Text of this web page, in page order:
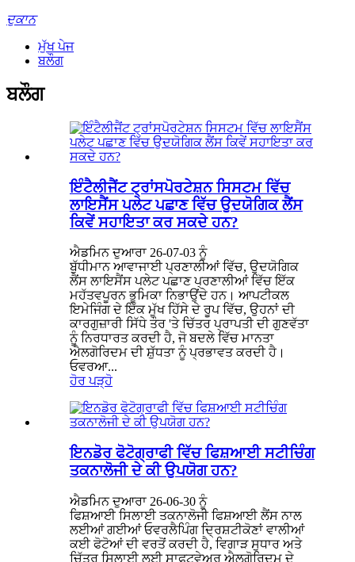
ਦੁਕਾਨ
ਮੁੱਖ ਪੇਜ
ਬਲੌਗ
ਬਲੌਗ
ਇੰਟੈਲੀਜੈਂਟ ਟ੍ਰਾਂਸਪੋਰਟੇਸ਼ਨ ਸਿਸਟਮ ਵਿੱਚ
ਲਾਇਸੈਂਸ ਪਲੇਟ ਪਛਾਣ ਵਿੱਚ ਉਦਯੋਗਿਕ ਲੈਂਸ
ਕਿਵੇਂ ਸਹਾਇਤਾ ਕਰ ਸਕਦੇ ਹਨ?
ਐਡਮਿਨ ਦੁਆਰਾ 26-07-03 ਨੂੰ
ਬੁੱਧੀਮਾਨ ਆਵਾਜਾਈ ਪ੍ਰਣਾਲੀਆਂ ਵਿੱਚ, ਉਦਯੋਗਿਕ
ਲੈਂਸ ਲਾਇਸੈਂਸ ਪਲੇਟ ਪਛਾਣ ਪ੍ਰਣਾਲੀਆਂ ਵਿੱਚ ਇੱਕ
ਮਹੱਤਵਪੂਰਨ ਭੂਮਿਕਾ ਨਿਭਾਉਂਦੇ ਹਨ। ਆਪਟੀਕਲ
ਇਮੇਜਿੰਗ ਦੇ ਇੱਕ ਮੁੱਖ ਹਿੱਸੇ ਦੇ ਰੂਪ ਵਿੱਚ, ਉਹਨਾਂ ਦੀ
ਕਾਰਗੁਜ਼ਾਰੀ ਸਿੱਧੇ ਤੌਰ 'ਤੇ ਚਿੱਤਰ ਪ੍ਰਾਪਤੀ ਦੀ ਗੁਣਵੱਤਾ
ਨੂੰ ਨਿਰਧਾਰਤ ਕਰਦੀ ਹੈ, ਜੋ ਬਦਲੇ ਵਿੱਚ ਮਾਨਤਾ
ਐਲਗੋਰਿਦਮ ਦੀ ਸ਼ੁੱਧਤਾ ਨੂੰ ਪ੍ਰਭਾਵਤ ਕਰਦੀ ਹੈ।
ਓਵਰਆ...
ਹੋਰ ਪੜ੍ਹੋ
ਇਨਡੋਰ ਫੋਟੋਗ੍ਰਾਫੀ ਵਿੱਚ ਫਿਸ਼ਆਈ ਸਟੀਚਿੰਗ
ਤਕਨਾਲੋਜੀ ਦੇ ਕੀ ਉਪਯੋਗ ਹਨ?
ਐਡਮਿਨ ਦੁਆਰਾ 26-06-30 ਨੂੰ
ਫਿਸ਼ਆਈ ਸਿਲਾਈ ਤਕਨਾਲੋਜੀ ਫਿਸ਼ਆਈ ਲੈਂਸ ਨਾਲ
ਲਈਆਂ ਗਈਆਂ ਓਵਰਲੈਪਿੰਗ ਦ੍ਰਿਸ਼ਟੀਕੋਣਾਂ ਵਾਲੀਆਂ
ਕਈ ਫੋਟੋਆਂ ਦੀ ਵਰਤੋਂ ਕਰਦੀ ਹੈ, ਵਿਗਾੜ ਸੁਧਾਰ ਅਤੇ
ਚਿੱਤਰ ਸਿਲਾਈ ਲਈ ਸਾਫਟਵੇਅਰ ਐਲਗੋਰਿਦਮ ਦੇ